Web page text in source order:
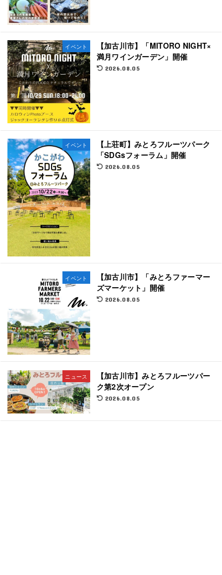
イベント
【加古川市】「MITORO NIGHT×
満月ワインガーデン」開催
2026.08.05
イベント
【上荘町】みとろフルーツパーク
「SDGsフォーラム」開催
2026.08.05
イベント
【加古川市】「みとろファーマー
ズマーケット」開催
2026.08.05
ニュース
【加古川市】みとろフルーツパー
ク第2次オープン
2026.08.05